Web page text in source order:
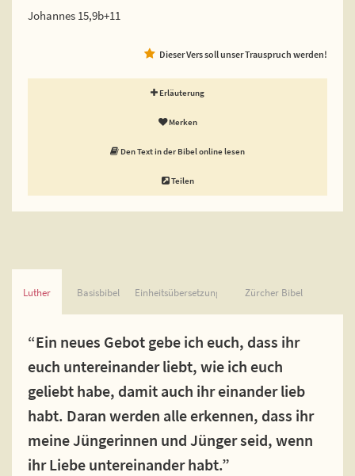
Johannes 15,9b+11
Dieser Vers soll unser Trauspruch werden!
Erläuterung
Merken
Den Text in der Bibel online lesen
Teilen
Luther Basisbibel Einheitsübersetzung Zürcher Bibel
“Ein neues Gebot gebe ich euch, dass ihr
euch untereinander liebt, wie ich euch
geliebt habe, damit auch ihr einander lieb
habt. Daran werden alle erkennen, dass ihr
meine Jüngerinnen und Jünger seid, wenn
ihr Liebe untereinander habt.”